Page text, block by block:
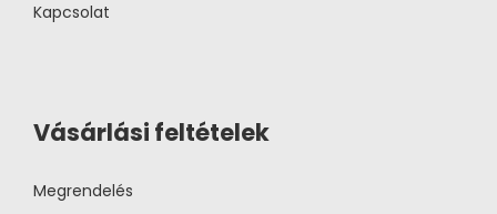
Kapcsolat
Vásárlási feltételek
Megrendelés